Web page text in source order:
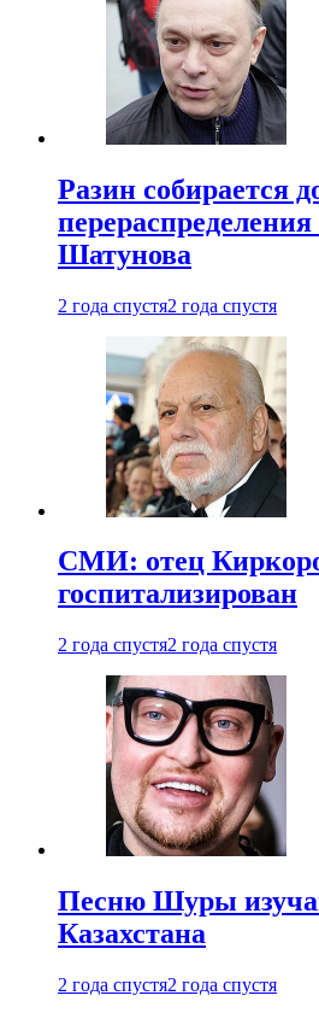
Разин собирается
перераспределения
Шатунова
2 года спустя2 года спустя
СМИ: отец
госпитализирован
2 года спустя2 года спустя
Песню Шуры
Казахстана
2 года спустя2 года спустя